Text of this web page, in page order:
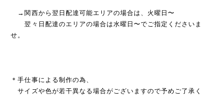
→関西から翌日配達可能エリアの場合は、火曜日〜
翌々日配達のエリアの場合は水曜日〜でご指定くださいま
せ。
＊手仕事による制作の為、
サイズや色が若干異なる場合がございますので予めご了承く